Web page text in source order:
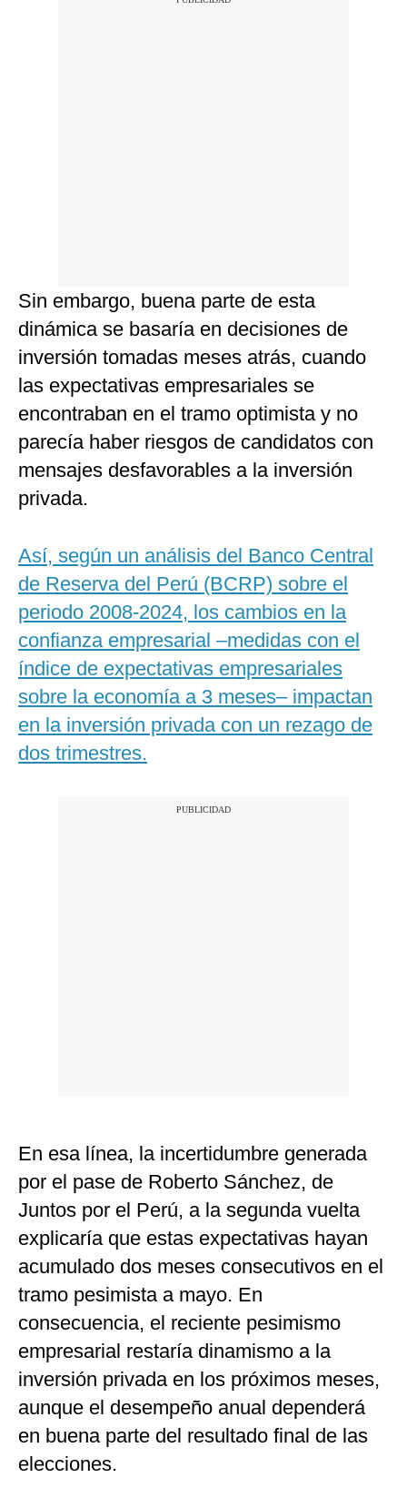
Sin embargo, buena parte de esta
dinámica se basaría en decisiones de
inversión tomadas meses atrás, cuando
las expectativas empresariales se
encontraban en el tramo optimista y no
parecía haber riesgos de candidatos con
mensajes desfavorables a la inversión
privada.
Así, según un análisis del Banco Central
de Reserva del Perú (BCRP) sobre el
periodo 2008-2024, los cambios en la
confianza empresarial –medidas con el
índice de expectativas empresariales
sobre la economía a 3 meses– impactan
en la inversión privada con un rezago de
dos trimestres.
En esa línea, la incertidumbre generada
por el pase de Roberto Sánchez, de
Juntos por el Perú, a la segunda vuelta
explicaría que estas expectativas hayan
acumulado dos meses consecutivos en el
tramo pesimista a mayo. En
consecuencia, el reciente pesimismo
empresarial restaría dinamismo a la
inversión privada en los próximos meses,
aunque el desempeño anual dependerá
en buena parte del resultado final de las
elecciones.